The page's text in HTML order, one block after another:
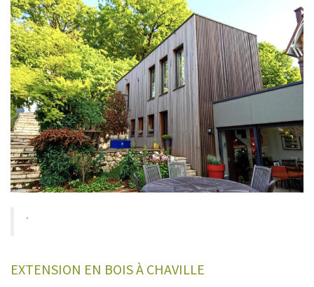
´
EXTENSION EN BOIS À CHAVILLE